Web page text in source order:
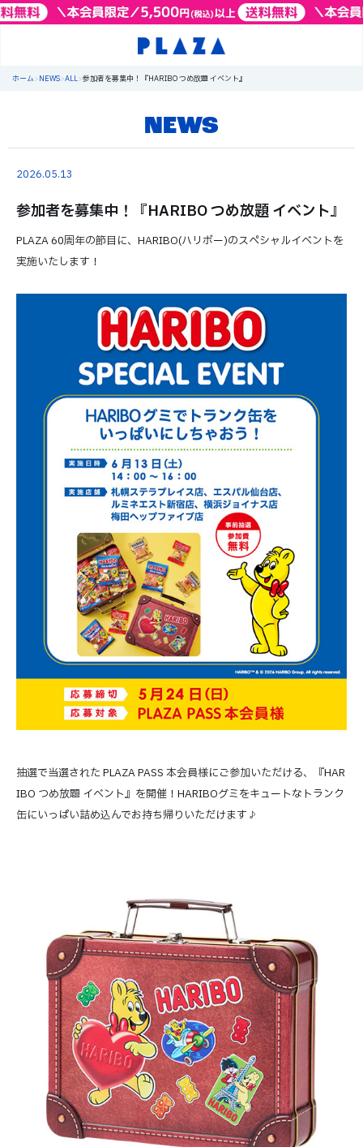
ホーム>NEWS>ALL>参加者を募集中！『HARIBO つめ放題 イベント』
NEWS
2026.05.13
参加者を募集中！『HARIBO つめ放題 イベント』
PLAZA 60周年の節目に、HARIBO(ハリボー)のスペシャルイベントを
実施いたします！
抽選で当選された PLAZA PASS 本会員様にご参加いただける、『HAR
IBO つめ放題 イベント』を開催！HARIBOグミをキュートなトランク
缶にいっぱい詰め込んでお持ち帰りいただけます♪